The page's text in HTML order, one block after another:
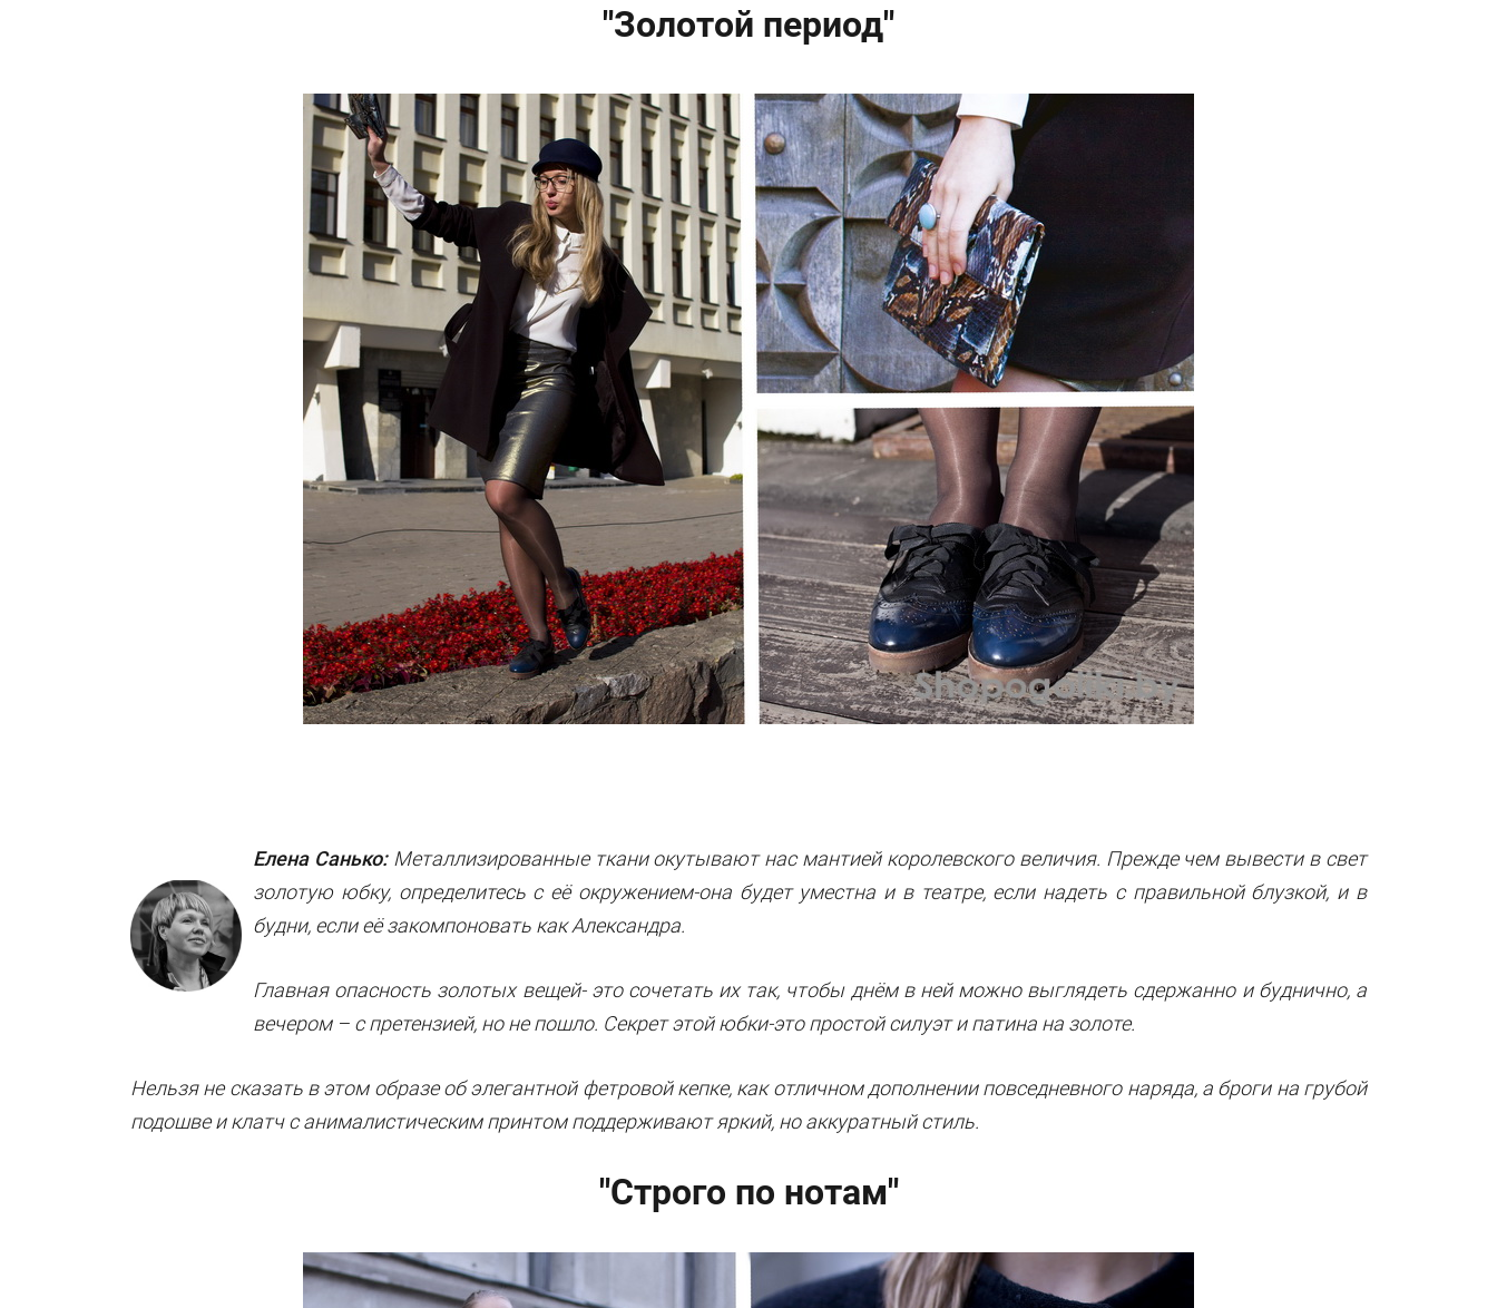
"Золотой период"
Елена Санько:Металлизированные ткани окутывают нас мантией королевского величия. Прежде чем вывести в свет
золотую юбку, определитесь с её окружением-она будет уместна и в театре, если надеть с правильной блузкой, и в
будни, если её закомпоновать как Александра.
Главная опасность золотых вещей- это сочетать их так, чтобы днём в ней можно выглядеть сдержанно и буднично, а
вечером – с претензией, но не пошло. Секрет этой юбки-это простой силуэт и патина на золоте.
Нельзя не сказать в этом образе об элегантной фетровой кепке, как отличном дополнении повседневного наряда, а броги на грубой
подошве и клатч с анималистическим принтом поддерживают яркий, но аккуратный стиль.
"Строго по нотам"